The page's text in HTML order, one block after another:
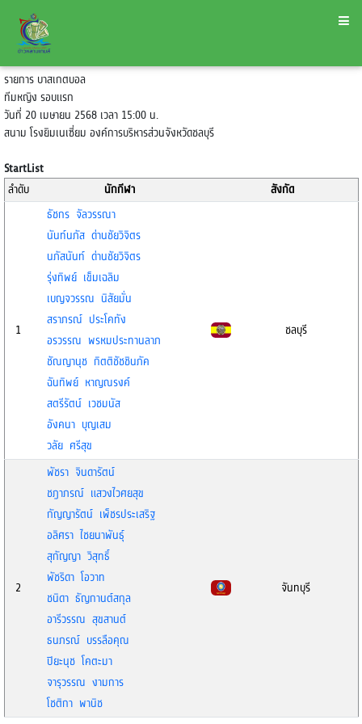
รายการ บาสเกตบอล
ทีมหญิง รอบแรก
วันที่ 20 เมษายน 2568 เวลา 15:00 น.
สนาม โรงยิมเนเซี่ยม องค์การบริหารส่วนจังหวัดชลบุรี
StartList
ลำดับ
นักกีฬา สังกัด
1
ธัชกร จัลวรรณา
นันท์นภัส ด่านชัยวิจิตร
นภัสนันท์ ด่านชัยวิจิตร
รุ่งทิพย์ เข็มเฉลิม
เบญจวรรณ นิสัยมั่น
สราภรณ์ ประโคทัง
อรวรรณ พรหมประทานลาภ
ชัณญานุช กิตติชัชชินภัค
ฉันทิพย์ หาญณรงค์
สตรีรัตน์ เวชมนัส
อังคนา บุญเสม
วลัย ศรีสุข
ชลบุรี
2
พัชรา จินดารัตน์
ชฎาภรณ์ แสวงไวศยสุข
กัญญารัตน์ เพ็ชรประเสริฐ
อลิศรา ไชยนาพันธุ์
สุกัญญา วิสุทธิ์
พัชริดา โอวาท
ชนิดา ธัญกานต์สกุล
อารีวรรณ สุขสานต์
ธนภรณ์ บรรลือคุณ
ปิยะนุช โคตะมา
จารุวรรณ งามการ
โชติกา พานิช
จันทบุรี